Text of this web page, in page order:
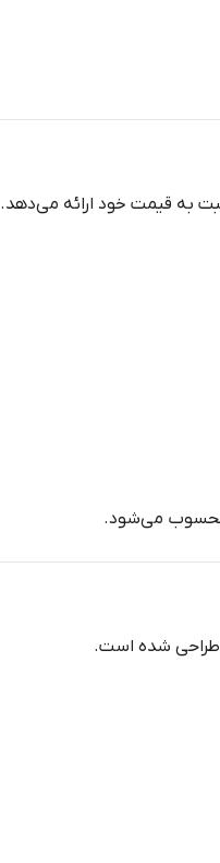
به قیمت خود ارائه می‌دهد.
محسوب می‌شود.
طراحی شده است.